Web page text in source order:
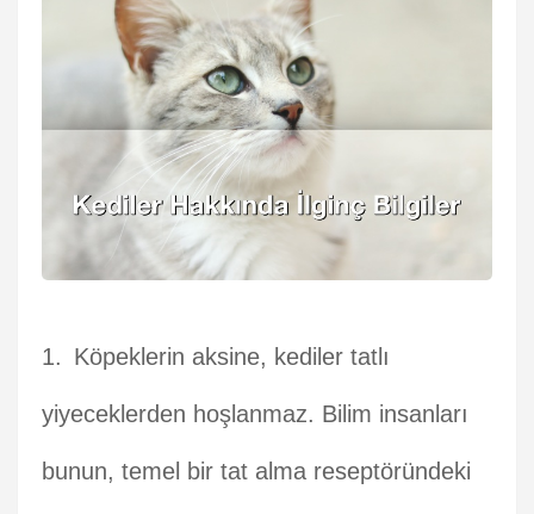
Köpeklerin aksine, kediler tatlı
yiyeceklerden hoşlanmaz. Bilim insanları
bunun, temel bir tat alma reseptöründeki